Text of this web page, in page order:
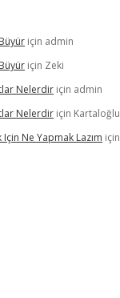
için admin
için Zeki
Nelerdir için admin
Nelerdir için Kartaloğlu
Ne Yapmak Lazım için